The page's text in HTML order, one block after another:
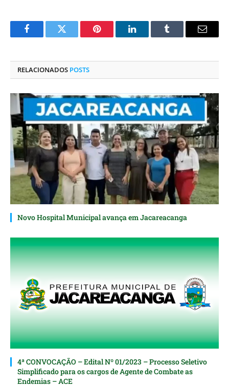
FacebookTwitter Pinterest O
Tumblr
E-
RELACIONADOS POSTS
Novo Hospital Municipal avança em Jacareacanga
4ª CONVOCAÇÃO – Edital Nº 01/2023 – Processo Seletivo
Simplificado para os cargos de Agente de Combate as
Endemias – ACE